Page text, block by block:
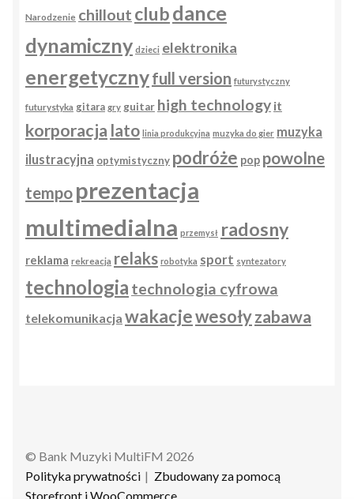
Narodzenie chillout clubdance
dynamiczny dzieci elektronika
energetycznyfull version futurystyczny
futurystyka gitara gry guitar high technology it
korporacja lato linia produkcyjna muzyka do gier muzyka
ilustracyjna optymistyczny podróże pop powolne
tempo prezentacja
multimedialna przemysł radosny
reklama rekreacja relaks robotyka sport syntezatory
technologia technologia cyfrowa
telekomunikacja wakacjewesołyzabawa
© Bank Muzyki MultiFM 2026
Polityka prywatności
Zbudowany za pomocą
Storefront i WooCommerce